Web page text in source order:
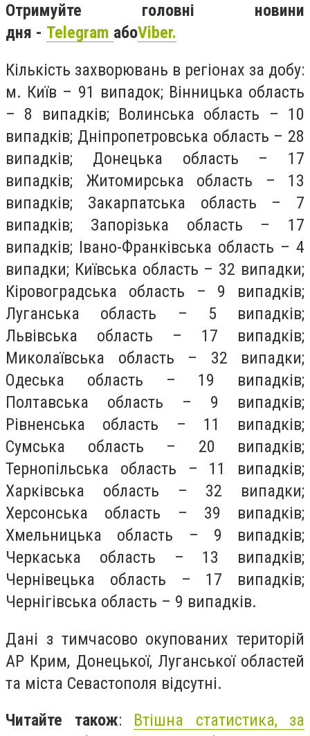
Отримуйте головні новини
дня - Telegram абоViber.
Кількість захворювань в регіонах за добу:
м. Київ – 91 випадок; Вінницька область
– 8 випадків; Волинська область – 10
випадків; Дніпропетровська область – 28
випадків; Донецька область – 17
випадків; Житомирська область – 13
випадків; Закарпатська область – 7
випадків; Запорізька область – 17
випадків; Івано-Франківська область – 4
випадки; Київська область – 32 випадки;
Кіровоградська область – 9 випадків;
Луганська область – 5 випадків;
Львівська область – 17 випадків;
Миколаївська область – 32 випадки;
Одеська область – 19 випадків;
Полтавська область – 9 випадків;
Рівненська область – 11 випадків;
Сумська область – 20 випадків;
Тернопільська область – 11 випадків;
Харківська область – 32 випадки;
Херсонська область – 39 випадків;
Хмельницька область – 9 випадків;
Черкаська область – 13 випадків;
Чернівецька область – 17 випадків;
Чернігівська область – 9 випадків.
Дані з тимчасово окупованих територій
АР Крим, Донецької, Луганської областей
та міста Севастополя відсутні.
Читайте також: Втішна статистика, за